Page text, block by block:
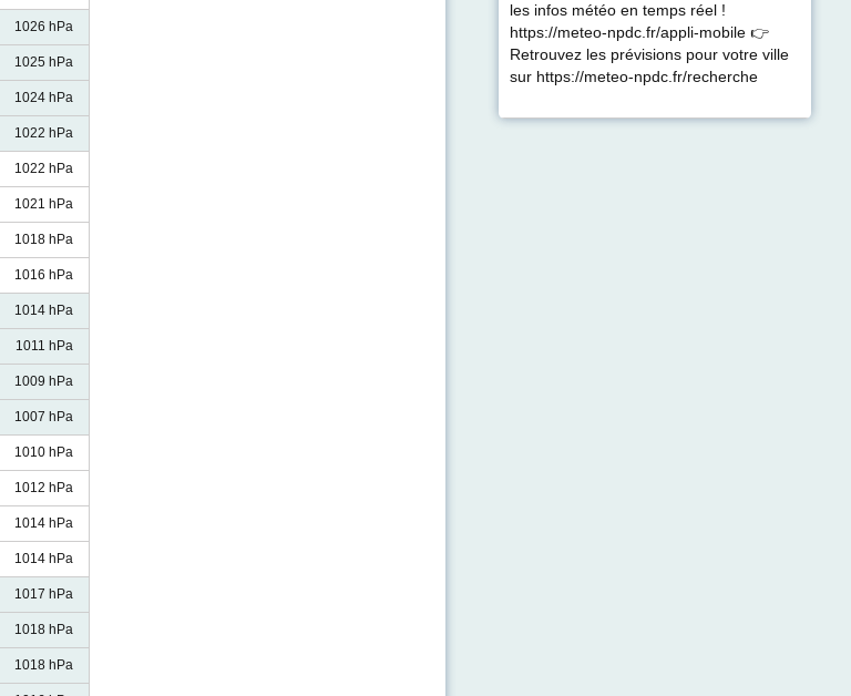
1026 hPa
1025 hPa
1024 hPa
1022 hPa
1022 hPa
1021 hPa
1018 hPa
1016 hPa
1014 hPa
1011 hPa
1009 hPa
1007 hPa
1010 hPa
1012 hPa
1014 hPa
1014 hPa
1017 hPa
1018 hPa
1018 hPa
les infos météo en temps réel !
https://meteo-npdc.fr/appli-mobile 👉
Retrouvez les prévisions pour votre ville
sur https://meteo-npdc.fr/recherche